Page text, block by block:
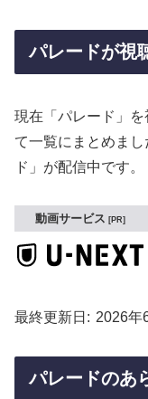
パレードが視
現在「パレード」
て一覧にまとめま
ド」が配信中です。
動画サービス PR
最終更新日 2026年
パレードのあ